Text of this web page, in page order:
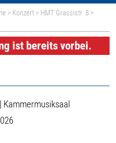
> Konzert > HMT Grassistr. 8 >
ist bereits vorbei.
| Kammermusiksaal